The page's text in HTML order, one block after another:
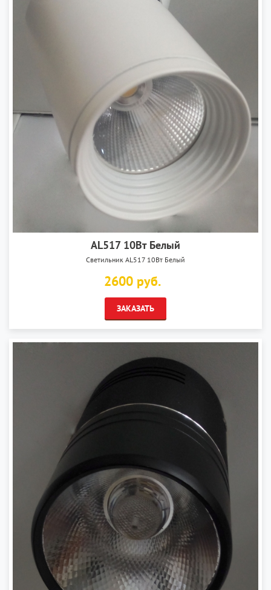
AL517 10Вт Белый
Светильник AL517 10Вт Белый
2600 руб.
ЗАКАЗАТЬ